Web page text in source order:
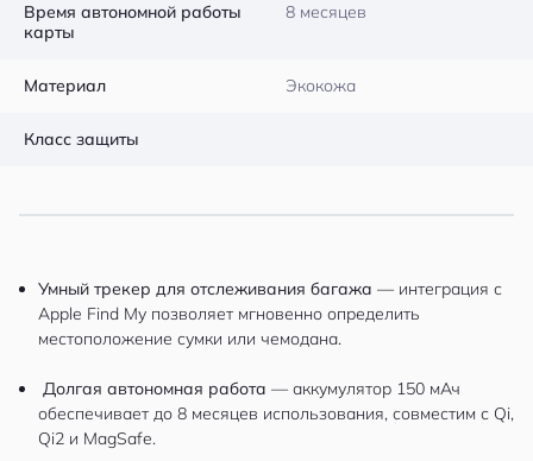
Время автономной работы
карты
8 месяцев
Материал Экокожа
Класс защиты
Умный трекер для отслеживания багажа — интеграция с
Apple Find My позволяет мгновенно определить
местоположение сумки или чемодана.
Долгая автономная работа — аккумулятор 150 мАч
обеспечивает до 8 месяцев использования, совместим с Qi,
Qi2 и MagSafe.